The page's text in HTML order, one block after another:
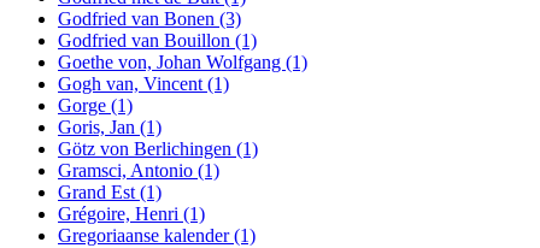
Godfried van Bonen (3)
Godfried van Bouillon (1)
Goethe von, Johan Wolfgang (1)
Gogh van, Vincent (1)
Gorge (1)
Goris, Jan (1)
Götz von Berlichingen (1)
Gramsci, Antonio (1)
Grand Est (1)
Grégoire, Henri (1)
Gregoriaanse kalender(1)